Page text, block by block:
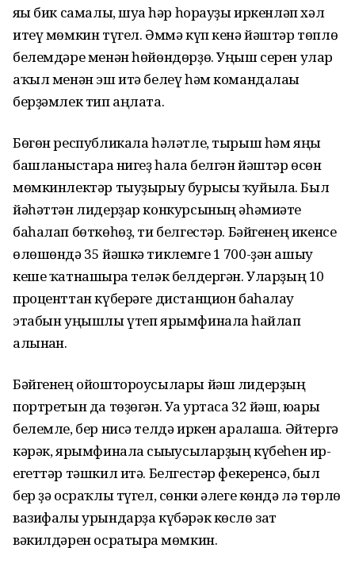
яғы бик самалы, шуға һәр һорауҙы иркенләп хәл
итеү мөмкин түгел. Әммә күп кенә йәштәр төплө
белемдәре менән һөйөндөрҙө. Уңыш серен улар
аҡыл менән эш итә белеү һәм командалағы
берҙәмлек тип аңлата.
Бөгөн республикала һәләтле, тырыш һәм яңы
башланғыстарға нигеҙ һала белгән йәштәр өсөн
мөмкинлектәр тыуҙырыу бурысы ҡуйыла. Был
йәһәттән лидерҙар конкурсының әһәмиәте
баһалап бөткөһөҙ, ти белгестәр. Бәйгенең икенсе
өлөшөндә 35 йәшкә тиклемге 1 700-ҙән ашыу
кеше ҡатнашырға теләк белдергән. Уларҙың 10
проценттан күберәге дистанцион баһалау
этабын уңышлы үтеп ярымфиналға һайлап
алынған.
Бәйгенең ойоштороусылары йәш лидерҙың
портретын да төҙөгән. Уға уртаса 32 йәш, юғары
белемле, бер нисә телдә иркен аралаша. Әйтергә
кәрәк, ярымфиналға сығыусыларҙың күбеһен ир-
егеттәр тәшкил итә. Белгестәр фекеренсә, был
бер ҙә осраҡлы түгел, сөнки әлеге көндә лә төрлө
вазифалы урындарҙа күбәрәк көслө зат
вәкилдәрен осратырға мөмкин.